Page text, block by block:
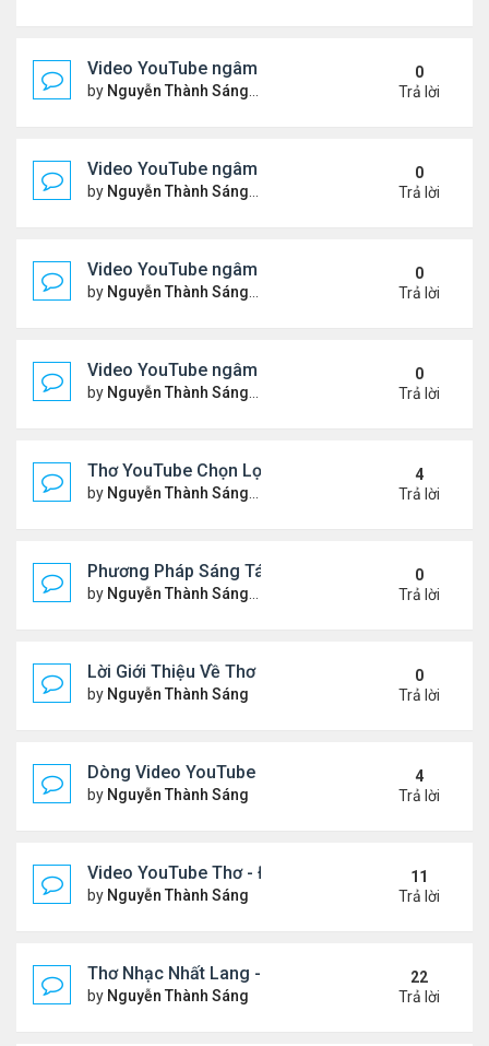
Video YouTube ngâm bài Thơ Nhạc: Ngậm Ngùi
by Nguyễn Thành Sáng Thứ 7 Tháng 3 14, 2026 7:14
0
Trả lời
Video YouTube ngâm bài Thơ Nhạc: Tiếng Tơ
by Nguyễn Thành Sáng Thứ 3 Tháng 3 10, 2026 7:27
0
Trả lời
Video YouTube ngâm bài Thơ Nhạc: Xin Hãy Cho
by Nguyễn Thành Sáng Thứ 7 Tháng 3 07, 2026 6:39
0
Trả lời
Video YouTube ngâm bài Thơ Nhạc: Chiếc Bóng
by Nguyễn Thành Sáng Thứ 4 Tháng 3 04, 2026 6:38
0
Trả lời
Thơ YouTube Chọn Lọc - Nhất Lang (1)
by Nguyễn Thành Sáng Thứ 3 Tháng 2 17, 2026 7:33
4
Trả lời
Phương Pháp Sáng Tác Thơ Nhạc Lục Bát Của
by Nguyễn Thành Sáng Thứ 7 Tháng 2 07, 2026 7:00
0
Trả lời
Lời Giới Thiệu Về Thơ Nhạc Nhất Lang
by Nguyễn Thành Sáng Thứ 6 Tháng 2 06, 2026 6:08
0
Trả lời
Dòng Video YouTube ngâm thơ phiên bản mới,
by Nguyễn Thành Sáng Thứ 7 Tháng 1 24, 2026 8:26
4
Trả lời
Video YouTube Thơ - Đọc Thơ & Ngâm Nga Thơ
by Nguyễn Thành Sáng Thứ 2 Tháng 11 17, 2025
11
Trả lời
Thơ Nhạc Nhất Lang - Cảm Xúc - Đọc & Ngâm
by Nguyễn Thành Sáng Thứ 7 Tháng 10 04, 2025 2:39
22
Trả lời